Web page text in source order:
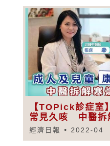
【TOPick診症室
常見久咳 中醫拆
經濟日報 2022-04